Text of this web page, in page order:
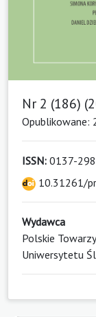
Nr 2 (186)
Opublikowane:
ISSN: 0137-
10.31261/pr
Wydawca
Polskie
Uniwersytetu